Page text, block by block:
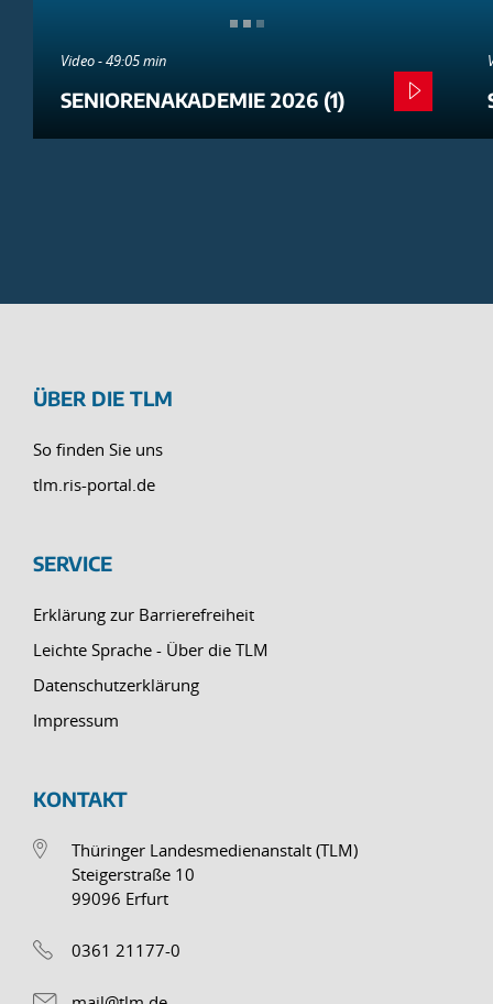
Video - 49:05 min
SENIORENAKADEMIE 2026 (1)
ÜBER DIE TLM
So finden Sie uns
tlm.ris-portal.de
SERVICE
Erklärung zur Barrierefreiheit
Leichte Sprache - Über die TLM
Datenschutzerklärung
Impressum
KONTAKT
Thüringer Landesmedienanstalt (TLM)
Steigerstraße 10
99096 Erfurt
0361 21177-0